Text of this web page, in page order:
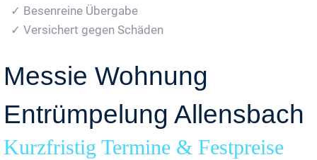
✓ Besenreine Übergabe
✓ Versichert gegen Schäden
Messie Wohnung
Entrümpelung Allensbach
Kurzfristig Termine & Festpreise